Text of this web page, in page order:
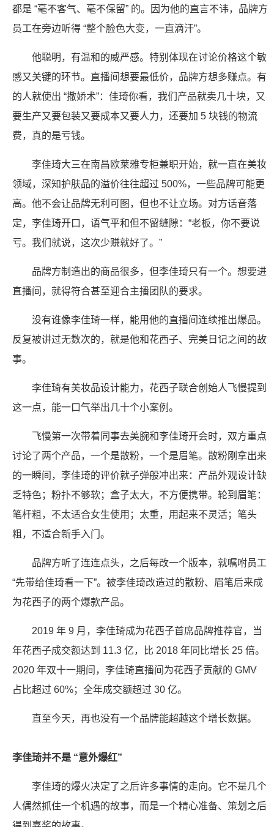
都是 “毫不客气、毫不保留” 的。因为他的直言不讳，品牌方
员工在旁边听得 “整个脸色大变，一直滴汗”。
他聪明，有温和的威严感。特别体现在讨论价格这个敏
感又关键的环节。直播间想要最低价，品牌方想多赚点。有
的人就使出 “撒娇术”：佳琦你看，我们产品就卖几十块，又
要生产又要包装又要成本又要人力，还要加 5 块钱的物流
费，真的是亏钱。
李佳琦大三在南昌欧莱雅专柜兼职开始，就一直在美妆
领域，深知护肤品的溢价往往超过 500%，一些品牌可能更
高。他不会让品牌无利可图，但也不让立场。对方话音落
定，李佳琦开口，语气平和但不留缝隙：“老板，你不要说
亏。我们就说，这次少赚就好了。”
品牌方制造出的商品很多，但李佳琦只有一个。想要进
直播间，就得符合甚至迎合主播团队的要求。
没有谁像李佳琦一样，能用他的直播间连续推出爆品。
反复被讲过无数次的，就是他和花西子、完美日记之间的故
事。
李佳琦有美妆品设计能力，花西子联合创始人飞慢提到
这一点，能一口气举出几十个小案例。
飞慢第一次带着同事去美腕和李佳琦开会时，双方重点
讨论了两个产品，一个是散粉，一个是眉笔。散粉刚拿出来
的一瞬间，李佳琦的评价就子弹般冲出来：产品外观设计缺
乏特色；粉扑不够软；盒子太大，不方便携带。轮到眉笔：
笔杆粗，不太适合女生使用；太重，用起来不灵活；笔头
粗，不适合新手入门。
品牌方听了连连点头，之后每改一个版本，就嘱咐员工
“先带给佳琦看一下”。被李佳琦改造过的散粉、眉笔后来成
为花西子的两个爆款产品。
2019 年 9 月，李佳琦成为花西子首席品牌推荐官，当
年花西子成交额达到 11.3 亿，比 2018 年同比增长 25 倍。
2020 年双十一期间，李佳琦直播间为花西子贡献的 GMV
占比超过 60%；全年成交额超过 30 亿。
直至今天，再也没有一个品牌能超越这个增长数据。
李佳琦并不是 “意外爆红”
李佳琦的爆火决定了之后许多事情的走向。它不是几个
人偶然抓住一个机遇的故事，而是一个精心准备、策划之后